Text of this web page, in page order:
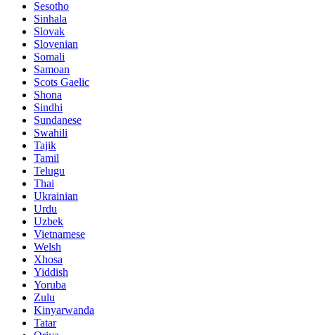
Sesotho
Sinhala
Slovak
Slovenian
Somali
Samoan
Scots Gaelic
Shona
Sindhi
Sundanese
Swahili
Tajik
Tamil
Telugu
Thai
Ukrainian
Urdu
Uzbek
Vietnamese
Welsh
Xhosa
Yiddish
Yoruba
Zulu
Kinyarwanda
Tatar